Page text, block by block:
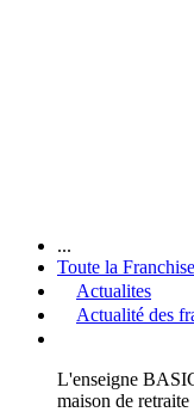
...
Toute la Franchise
Actualites
Actualité des
L'enseigne
maison de retraite